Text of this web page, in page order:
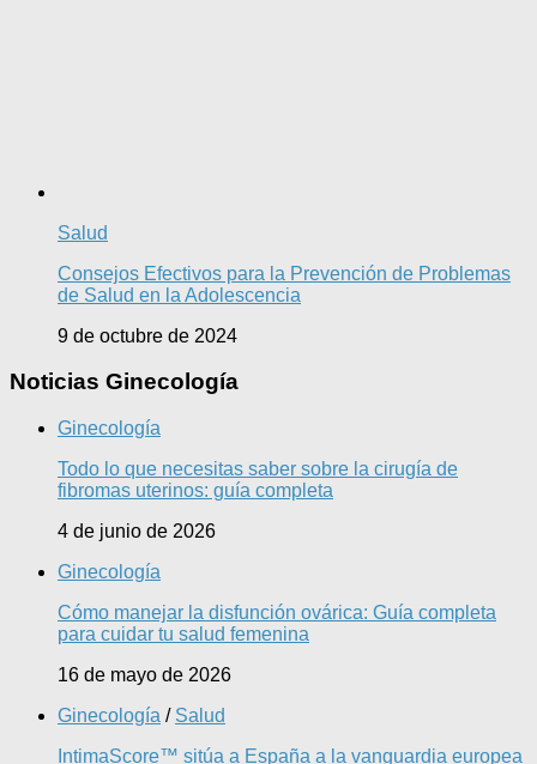
Salud
Consejos Efectivos para la Prevención de Problemas
de Salud en la Adolescencia
9 de octubre de 2024
Noticias Ginecología
Ginecología
Todo lo que necesitas saber sobre la cirugía de
fibromas uterinos: guía completa
4 de junio de 2026
Ginecología
Cómo manejar la disfunción ovárica: Guía completa
para cuidar tu salud femenina
16 de mayo de 2026
Ginecología / Salud
IntimaScore™ sitúa a España a la vanguardia europea